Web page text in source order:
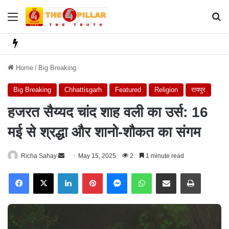
Menu
Home / Big Breaking
Big Breaking Chhattisgarh Featured Religion रायपुर
हजरत सैय्यद चांद शाह वली का उर्स: 16
मई से श्रद्धा और शानो-शौकत का संगम
Richa Sahay
n
d
a
May 15, 2025 2 1 minute read
X